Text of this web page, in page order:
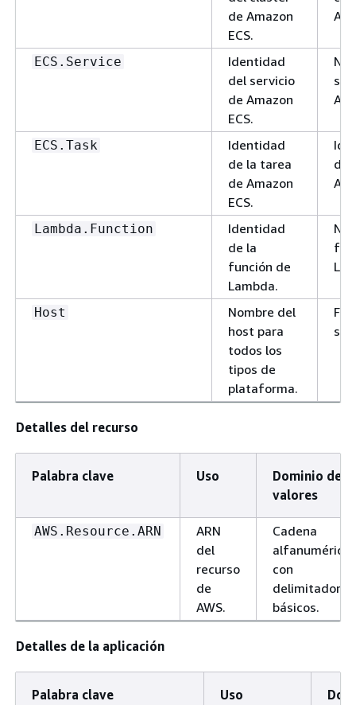
de Amazon
ECS.
ECS.Service
Identidad
del servicio
de Amazon
ECS.
ECS.Task
Identidad
de la tarea
de Amazon
ECS.
de
Lambda.Function
Identidad
de la
función de
Lambda.
Host
Nombre del
host para
todos los
tipos de
plataforma.
Detalles del recurso
Palabra clave Uso
Dominio de
valores
AWS.Resource.ARN
ARN
del
recurso
de
AWS.
Cadena
alfanumérica
con
delimitadores
básicos.
Detalles de la aplicación
Palabra clave Uso